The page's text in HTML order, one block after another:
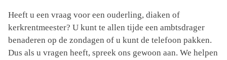
Heeft u een vraag voor een ouderling, diaken of
kerkrentmeester? U kunt te allen tijde een ambtsdrager
benaderen op de zondagen of u kunt de telefoon pakken.
Dus als u vragen heeft, spreek ons gewoon aan. We helpen